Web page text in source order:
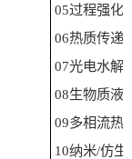
05过程强化
06热质传递
07光电水解
08生物质液
09多相流热
10纳米/仿生